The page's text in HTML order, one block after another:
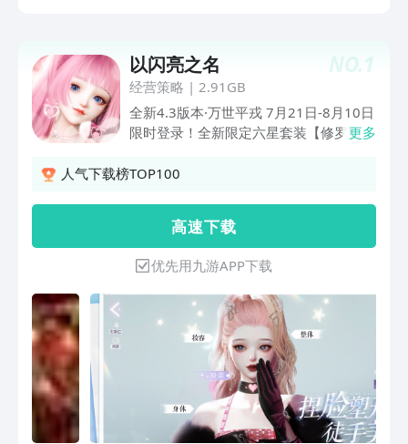
甚至节假日礼包都有，活动礼包及时更新等等，九游APP
是阿里巴巴灵犀互娱旗下产品，大平台有保障。
NO.1
以闪亮之名
经营策略 | 2.91GB
全新4.3版本·万世平戎 7月21日-8月10日
限时登录！全新限定六星套装【修罗归
【修罗归鞘】和六星尾巴【乾坤一肃】支
装及道具奖励。《以闪亮之名》是一款集
精美时装、自由家园、无限世界等玩法于
一体的3A级女性向模拟生活游戏，在这
里没有玩法限制，只有你实现自我闪亮的
无限可能。【顶尖体验多端互通，闪亮突
破限制】——每一个美丽的细节，都值得
被放大多端数据互通、4K顶尖画质，全
方位体验升级。光影、毛发渲染、材质优
化、拟真天气系统、让每一个闪亮细节都
炫目多彩，还能召唤姐妹一起家园同屏互
动。【全新进阶捏脸塑形，成倍维度新增
更多
人气下载榜TOP100
高 速 下 载
优先用九游APP下载